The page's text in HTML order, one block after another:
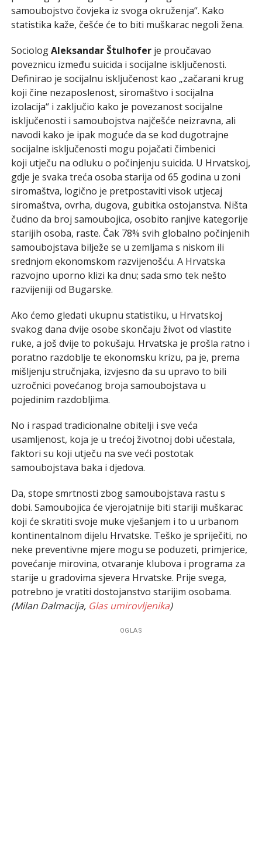
samoubojstvo čovjeka iz svoga okruženja“. Kako
statistika kaže, češće će to biti muškarac negoli žena.
SociologAleksandar Štulhoferje proučavao
poveznicu između suicida i socijalne isključenosti.
Definirao je socijalnu isključenost kao „začarani krug
koji čine nezaposlenost, siromaštvo i socijalna
izolacija“ i zaključio kako je povezanost socijalne
isključenosti i samoubojstva najčešće neizravna, ali
navodi kako je ipak moguće da se kod dugotrajne
socijalne isključenosti mogu pojačati čimbenici
koji utječu na odluku o počinjenju suicida. U Hrvatskoj,
gdje je svaka treća osoba starija od 65 godina u zoni
siromaštva, logično je pretpostaviti visok utjecaj
siromaštva, ovrha, dugova, gubitka ostojanstva. Ništa
čudno da broj samoubojica, osobito ranjive kategorije
starijih osoba, raste. Čak 78% svih globalno počinjenih
samoubojstava bilježe se u zemljama s niskom ili
srednjom ekonomskom razvijenošću. A Hrvatska
razvojno uporno klizi ka dnu; sada smo tek nešto
razvijeniji od Bugarske.
Ako ćemo gledati ukupnu statistiku, u Hrvatskoj
svakog dana dvije osobe skončaju život od vlastite
ruke, a još dvije to pokušaju. Hrvatska je prošla ratno i
poratno razdoblje te ekonomsku krizu, pa je, prema
mišljenju stručnjaka, izvjesno da su upravo to bili
uzročnici povećanog broja samoubojstava u
pojedinim razdobljima.
No i raspad tradicionalne obitelji i sve veća
usamljenost, koja je u trećoj životnoj dobi učestala,
faktori su koji utječu na sve veći postotak
samoubojstava baka i djedova.
Da, stope smrtnosti zbog samoubojstava rastu s
dobi. Samoubojica će vjerojatnije biti stariji muškarac
koji će skratiti svoje muke vješanjem i to u urbanom
kontinentalnom dijelu Hrvatske. Teško je spriječiti, no
neke preventivne mjere mogu se poduzeti, primjerice,
povećanje mirovina, otvaranje klubova i programa za
starije u gradovima sjevera Hrvatske. Prije svega,
potrebno je vratiti dostojanstvo starijim osobama.
(Milan Dalmacija, Glas umirovljenika)
OGLAS